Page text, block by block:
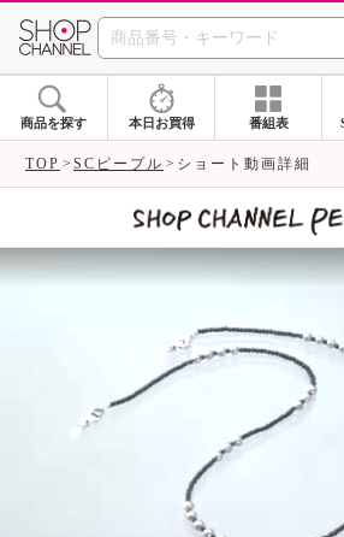
SHOP
商品を探す 本日お買得 番組表
TOP SCピープル ショート動画詳細